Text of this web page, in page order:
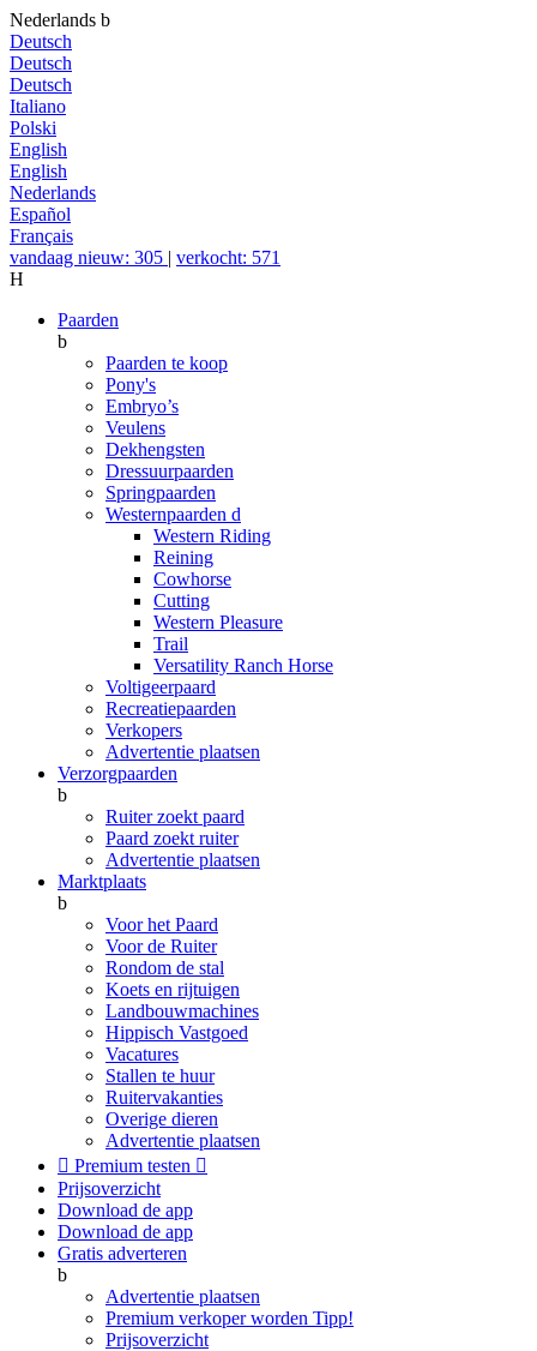
Nederlands b
Deutsch
Deutsch
Deutsch
Italiano
Polski
English
English
Nederlands
Español
Français
vandaag nieuw: 305 | verkocht: 571
H
Paarden
b
Paarden te koop
Pony's
Embryo’s
Veulens
Dekhengsten
Dressuurpaarden
Springpaarden
Westernpaarden d
Western Riding
Reining
Cowhorse
Cutting
Western Pleasure
Trail
Versatility Ranch Horse
Voltigeerpaard
Recreatiepaarden
Verkopers
Advertentie plaatsen
Verzorgpaarden
b
Ruiter zoekt paard
Paard zoekt ruiter
Advertentie plaatsen
Marktplaats
b
Voor het Paard
Voor de Ruiter
Rondom de stal
Koets en rijtuigen
Landbouwmachines
Hippisch Vastgoed
Vacatures
Stallen te huur
Ruitervakanties
Overige dieren
Advertentie plaatsen
 Premium testen 
Prijsoverzicht
Download de app
Download de app
Gratis adverteren
b
Advertentie plaatsen
Premium verkoper worden Tipp!
Prijsoverzicht